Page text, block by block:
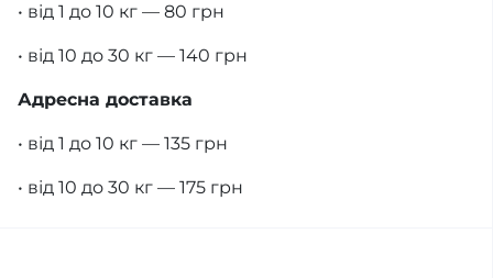
• від 1 до 10 кг — 80 грн
• від 10 до 30 кг — 140 грн
Адресна доставка
• від 1 до 10 кг — 135 грн
• від 10 до 30 кг — 175 грн